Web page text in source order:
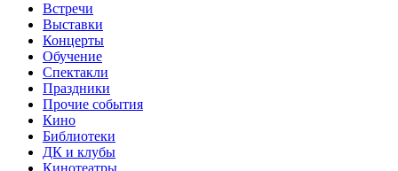
Встречи
Выставки
Концерты
Обучение
Спектакли
Праздники
Прочие события
Кино
Библиотеки
ДК и клубы
Кинотеатры